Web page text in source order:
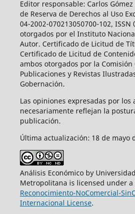
Editor responsable: Carlos
de Reserva de Derechos al Uso
04-2002-070213050700-102, ISSN
otorgados por el Instituto
Autor. Certificado de Licitud de
Certificado de Licitud de
ambos otorgados por la
Publicaciones y Revistas
Gobernación.
Las opiniones expresadas por los
necesariamente reflejan la
publicación.
Última actualización: 18 de mayo
Análisis Económico by
Metropolitana is licensed under a
Reconocimiento-NoComercial-
Internacional License.